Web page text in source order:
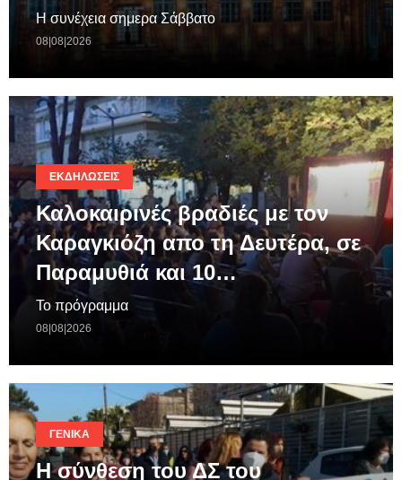
Η συνέχεια σημερα Σάββατο
08|08|2026
ΕΚΔΗΛΏΣΕΙΣ
Καλοκαιρινές βραδιές με τον
Καραγκιόζη απο τη Δευτέρα, σε
Παραμυθιά και 10…
Το πρόγραμμα
08|08|2026
ΓΕΝΙΚΆ
Η σύνθεση του ΔΣ του